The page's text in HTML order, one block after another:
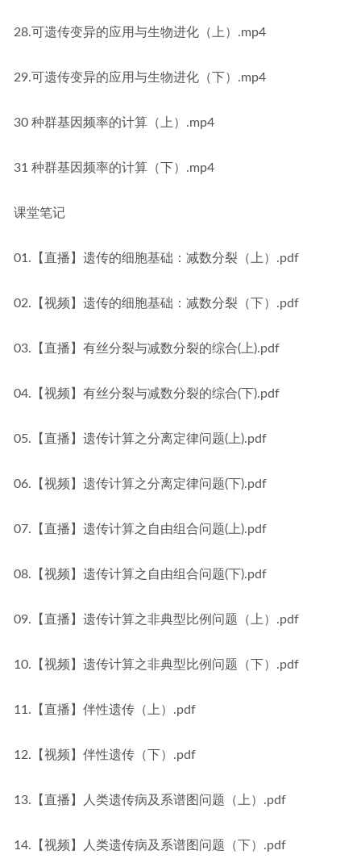
28.可遗传变异的应用与生物进化（上）.mp4
29.可遗传变异的应用与生物进化（下）.mp4
30 种群基因频率的计算（上）.mp4
31 种群基因频率的计算（下）.mp4
课堂笔记
01.【直播】遗传的细胞基础：减数分裂（上）.pdf
02.【视频】遗传的细胞基础：减数分裂（下）.pdf
03.【直播】有丝分裂与减数分裂的综合(上).pdf
04.【视频】有丝分裂与减数分裂的综合(下).pdf
05.【直播】遗传计算之分离定律问题(上).pdf
06.【视频】遗传计算之分离定律问题(下).pdf
07.【直播】遗传计算之自由组合问题(上).pdf
08.【视频】遗传计算之自由组合问题(下).pdf
09.【直播】遗传计算之非典型比例问题（上）.pdf
10.【视频】遗传计算之非典型比例问题（下）.pdf
11.【直播】伴性遗传（上）.pdf
12.【视频】伴性遗传（下）.pdf
13.【直播】人类遗传病及系谱图问题（上）.pdf
14.【视频】人类遗传病及系谱图问题（下）.pdf